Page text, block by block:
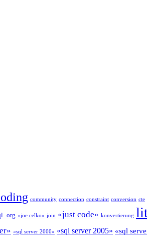
community connection constraint conversion cte
«joe celko» join «just code» konvertierung
«sql server 2000» «sql server 2005» «sql